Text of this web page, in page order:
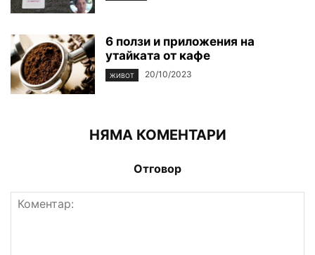
6 ползи и приложения на
утайката от кафе
ЖИВОТ 20/10/2023
НЯМА КОМЕНТАРИ
Отговор